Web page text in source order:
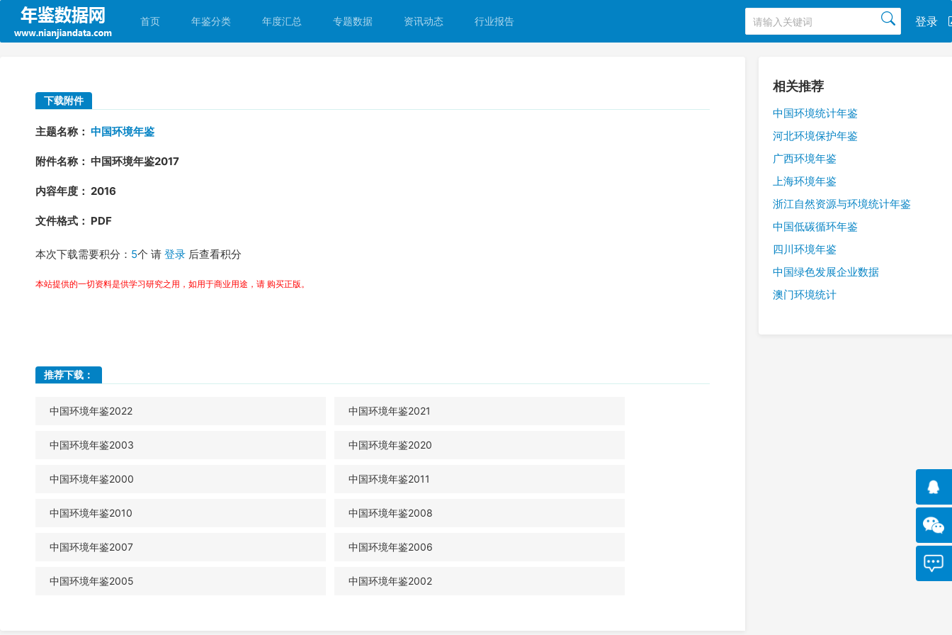
登录
首页 年鉴分类 年度汇总 专题数据 资讯动态 行业报告
下载附件
主题名称： 中国环境年鉴
附件名称： 中国环境年鉴2017
内容年度： 2016
文件格式： PDF
本次下载需要积分： 5个 请 登录 后查看积分
本站提供的一切资料是供学习研究之用，如用于商业用途，请 购买正版。
推荐下载：
中国环境年鉴2022 中国环境年鉴2021
中国环境年鉴2003 中国环境年鉴2020
中国环境年鉴2000 中国环境年鉴2011
中国环境年鉴2010 中国环境年鉴2008
中国环境年鉴2007 中国环境年鉴2006
中国环境年鉴2005 中国环境年鉴2002
相关推荐
中国环境统计年鉴
河北环境保护年鉴
广西环境年鉴
上海环境年鉴
浙江自然资源与环境统计年鉴
中国低碳循环年鉴
四川环境年鉴
中国绿色发展企业数据
澳门环境统计